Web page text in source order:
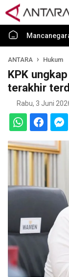
ANTARA Hukum
KPK
terakhir
Rabu, 3 Juni